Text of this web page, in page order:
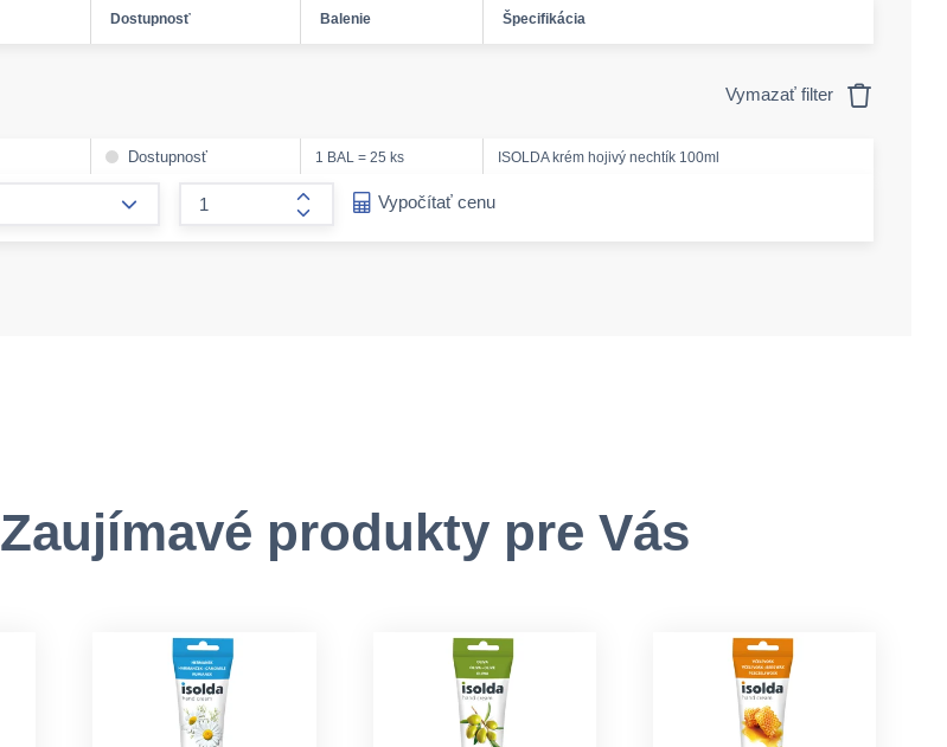
Dostupnosť Balenie Špecifikácia
Vymazať filter
Dostupnosť 1 BAL = 25 ks ISOLDA krém hojivý nechtík 100ml
form.increase-amount
Vypočítať cenu
Zaujímavé produkty pre Vás